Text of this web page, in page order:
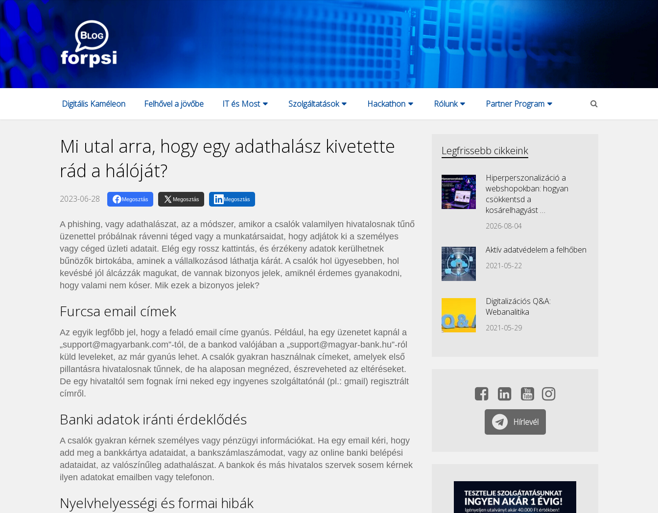
Digitális Kaméleon Felhővel a jövőbe IT és Most Szolgáltatások Hackathon Rólunk Partner Program
Mi utal arra, hogy egy adathalász kivetette
rád a hálóját?
2023-06-28 Megosztás Megosztás Megosztás
A phishing, vagy adathalászat, az a módszer, amikor a csalók valamilyen hivatalosnak tűnő
üzenettel próbálnak rávenni téged vagy a munkatársaidat, hogy adjátok ki a személyes
vagy céged üzleti adatait. Elég egy rossz kattintás, és érzékeny adatok kerülhetnek
bűnözők birtokába, aminek a vállalkozásod láthatja kárát. A csalók hol ügyesebben, hol
kevésbé jól álcázzák magukat, de vannak bizonyos jelek, amiknél érdemes gyanakodni,
hogy valami nem kóser. Mik ezek a bizonyos jelek?
Furcsa email címek
Az egyik legfőbb jel, hogy a feladó email címe gyanús. Például, ha egy üzenetet kapnál a
„support@magyarbank.com”-tól, de a bankod valójában a „support@magyar-bank.hu”-ról
küld leveleket, az már gyanús lehet. A csalók gyakran használnak címeket, amelyek első
pillantásra hivatalosnak tűnnek, de ha alaposan megnézed, észreveheted az eltéréseket.
De egy hivataltól sem fognak írni neked egy ingyenes szolgáltatónál (pl.: gmail) regisztrált
címről.
Banki adatok iránti érdeklődés
A csalók gyakran kérnek személyes vagy pénzügyi információkat. Ha egy email kéri, hogy
add meg a bankkártya adataidat, a bankszámlaszámodat, vagy az online banki belépési
adataidat, az valószínűleg adathalászat. A bankok és más hivatalos szervek sosem kérnek
ilyen adatokat emailben vagy telefonon.
Nyelvhelyességi és formai hibák
Legfrissebb cikkeink
Hiperperszonalizáció a
webshopokban: hogyan
csökkentsd a
kosárelhagyást …
2026-08-04
Aktív adatvédelem a felhőben
2021-05-22
Digitalizációs Q&A:
Webanalitika
2021-05-29
Hírlevél